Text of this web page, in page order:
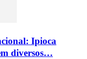
Ipioca
diversos…